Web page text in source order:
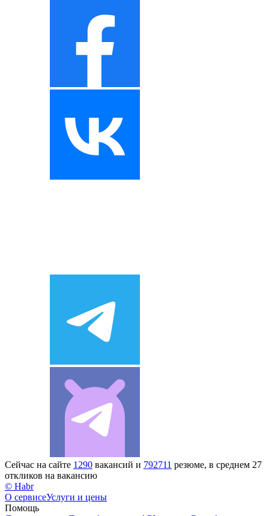
Сейчас на сайте 1290 вакансий и 792711 резюме, в среднем 27
откликов на вакансию
© Habr
О сервисеУслуги и цены
Помощь